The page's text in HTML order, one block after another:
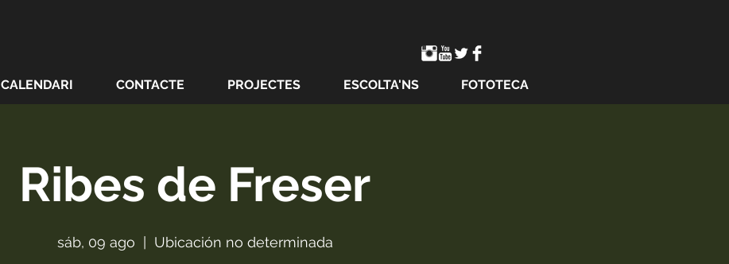
CALENDARI CONTACTE PROJECTES ESCOLTA'NS FOTOTECA
Ribes de Freser
sáb, 09 ago Ubicación no determinada